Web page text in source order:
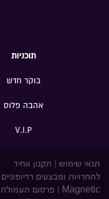
תוכניות
בוקר חדש
אהבה פלוס
V.I.P
תנאי שימוש
תקנון אחיד
לתחרויות ומבצעים רדיופוניים
Magnetic
פרסום תעמולת